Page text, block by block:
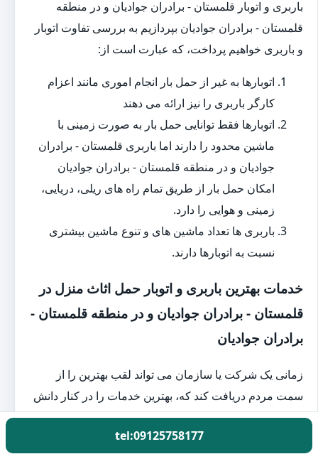
باربری و اتوبار قلمستان - برادران جوادیان و در منطقه
قلمستان - برادران جوادیان بپردازیم به بررسی تفاوت اتوبار
و باربری خواهیم پرداخت، که عبارت است از:
اتوبارها به غیر از حمل بار انجام اموری مانند اعزام
کارگر باربری را نیز ارائه می دهند
اتوبارها فقط توانایی حمل بار به صورت زمینی با
ماشین محدود را دارند اما باربری قلمستان - برادران
جوادیان و در منطقه قلمستان - برادران جوادیان
امکان حمل بار از طریق تمام راه های ریلی، دریایی،
زمینی و هوایی را دارد.
باربری ها تعداد ماشین های و تنوع ماشین بیشتری
نسبت به اتوبارها دارند.
خدمات بهترین باربری و اتوبار حمل اثاث منزل در
قلمستان - برادران جوادیان و در منطقه قلمستان -
برادران جوادیان
زمانی یک شرکت یا سازمان می تواند لقب بهترین را از
سمت مردم دریافت کند که، بهترین خدمات را در کنار دانش
عالی ارائه دهد. بهترین باربری و اتوبار قلمستان - برادران
جوادیان و در منطقه قلمستان - برادران جوادیان نیز از این
tel:09125758177